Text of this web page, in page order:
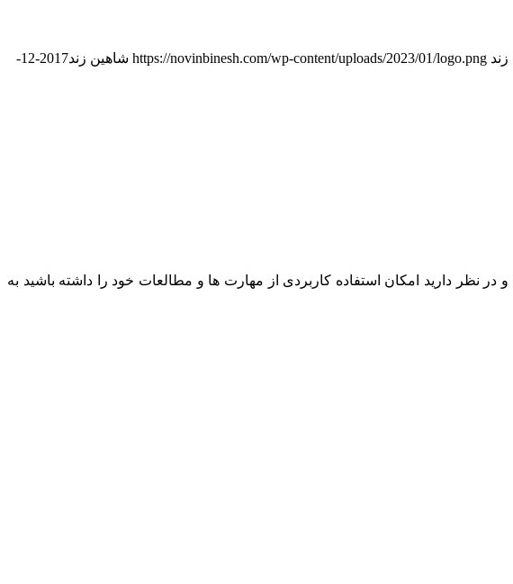
https://novinbinesh.com/wp-content/uploads/2023/01/logo.png شاهین زند
2017-12-
دارید امکان استفاده کاربردی از مهارت ها و مطالعات خود را داشته باشید به